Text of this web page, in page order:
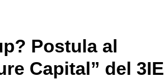
Postula al
Capital” del 3IE